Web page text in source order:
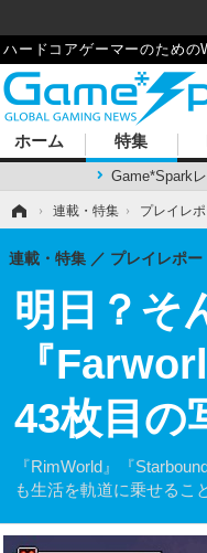
ハードコアゲーマーのための
ホーム 特集
Game*Spark
› 連載・特集 › プレイレポ
明日？そ
『
43枚目の
『RimWorld』『
も生活を軌道に乗せる
連載・特集 プレイレポー